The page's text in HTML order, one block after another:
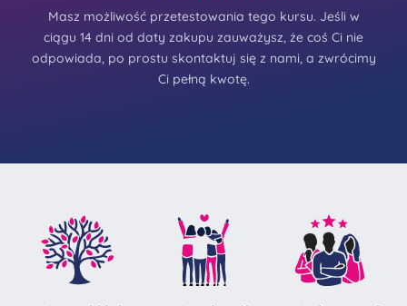
Masz możliwość przetestowania tego kursu. Jeśli w
ciągu 14 dni od daty zakupu zauważysz, że coś Ci nie
odpowiada, po prostu skontaktuj się z nami, a zwrócimy
Ci pełną kwotę.